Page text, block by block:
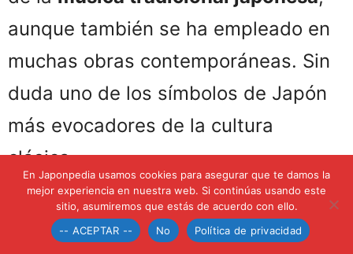
aunque también se ha empleado en
muchas obras contemporáneas. Sin
duda uno de los símbolos de Japón
más evocadores de la cultura
clásica.
En Japonpedia usamos cookies para asegurar que te damos la
mejor experiencia en nuestra web. Si continúas usando este
sitio, asumiremos que estás de acuerdo con ello.
-- ACEPTAR --
No Política de privacidad